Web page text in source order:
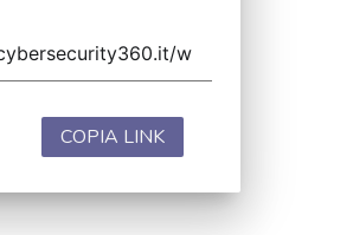
COPIA LINK